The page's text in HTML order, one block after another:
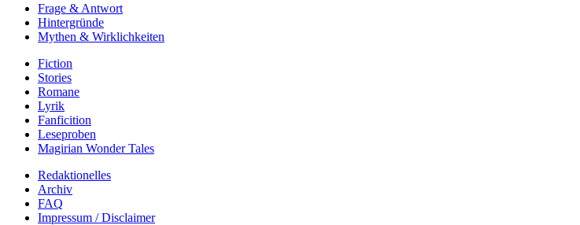
Frage & Antwort
Hintergründe
Mythen & Wirklichkeiten
Fiction
Stories
Romane
Lyrik
Fanficition
Leseproben
Magirian Wonder Tales
Redaktionelles
Archiv
FAQ
Impressum / Disclaimer